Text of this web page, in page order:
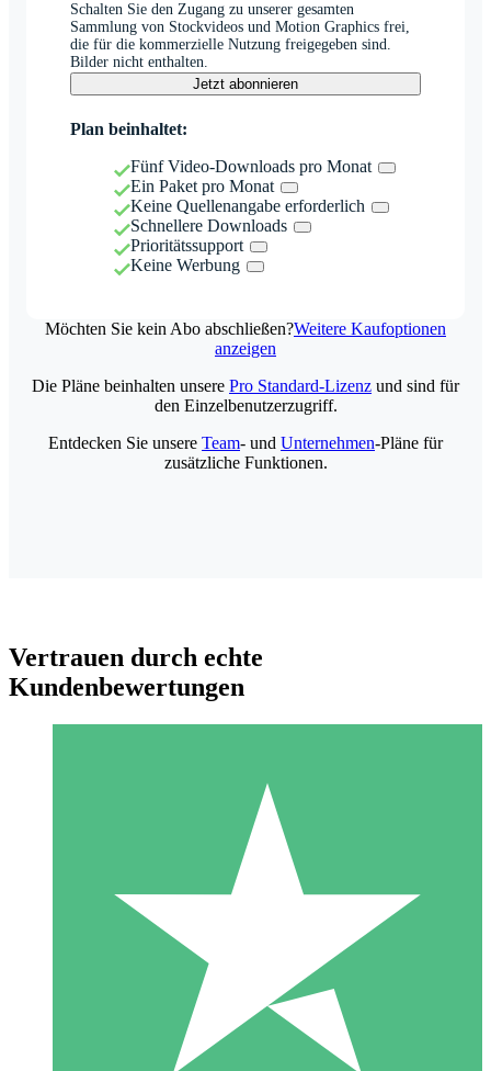
Schalten Sie den Zugang zu unserer gesamten
Sammlung von Stockvideos und Motion Graphics frei,
die für die kommerzielle Nutzung freigegeben sind.
Bilder nicht enthalten.
Jetzt abonnieren
Plan beinhaltet:
Fünf Video-Downloads pro Monat
Ein Paket pro Monat
Keine Quellenangabe erforderlich
Schnellere Downloads
Prioritätssupport
Keine Werbung
Möchten Sie kein Abo abschließen?Weitere Kaufoptionen
anzeigen
Individuelle Credit-Pakete
Zahlen Sie nach Bedarf mit Download-Credits. Keine
monatliche Verpflichtung erforderlich.
10 00
Die Pläne beinhalten unsere Pro Standard-Lizenz und sind für
den Einzelbenutzerzugriff.
Entdecken Sie unsere Team- und Unternehmen-Pläne für
zusätzliche Funktionen.
Vertrauen durch echte
Kundenbewertungen